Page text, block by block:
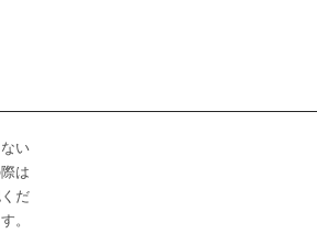
い
は
だ
。